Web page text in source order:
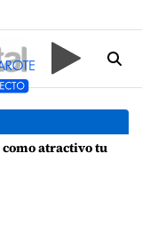
de la economía de Lanzarote